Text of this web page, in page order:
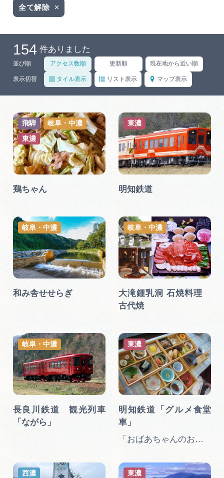
岐阜県アウトドア観光キャンペーン
岐阜県観光データベース
フォトライブラリー
動画ライブラリー
運営組織
広告掲載
サイトポリシー
全て解除
154 件ありました
並び順 アクセス数順 更新順 現在地から近い順
表示切替 タイル表示 リスト表示 マップ表示
鶏ちゃん
飛騨 岐阜・中濃
東濃
明知鉄道
東濃
和み舎せせらぎ
岐阜・中濃
大滝鍾乳洞 石焼料理
古代焼
岐阜・中濃
長良川鉄道 観光列車
「ながら」
岐阜・中濃
明知鉄道「グルメ食堂
車」
東濃
「おばあちゃんのお弁当列車」…
西濃 東濃